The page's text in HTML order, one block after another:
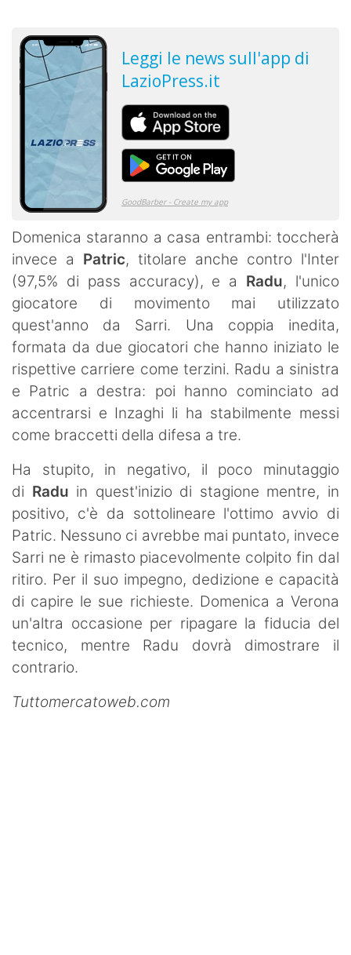
Domenica staranno a casa entrambi: toccherà
invece a Patric, titolare anche contro l'Inter
(97,5% di pass accuracy), e a Radu, l'unico
giocatore di movimento mai utilizzato
quest'anno da Sarri. Una coppia inedita,
formata da due giocatori che hanno iniziato le
rispettive carriere come terzini. Radu a sinistra
e Patric a destra: poi hanno cominciato ad
accentrarsi e Inzaghi li ha stabilmente messi
come braccetti della difesa a tre.
Ha stupito, in negativo, il poco minutaggio
di Radu in quest'inizio di stagione mentre, in
positivo, c'è da sottolineare l'ottimo avvio di
Patric. Nessuno ci avrebbe mai puntato, invece
Sarri ne è rimasto piacevolmente colpito fin dal
ritiro. Per il suo impegno, dedizione e capacità
di capire le sue richieste. Domenica a Verona
un'altra occasione per ripagare la fiducia del
tecnico, mentre Radu dovrà dimostrare il
contrario.
Tuttomercatoweb.com